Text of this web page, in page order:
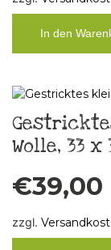
In den
Wolle, 33 x
€39,00
zzgl.